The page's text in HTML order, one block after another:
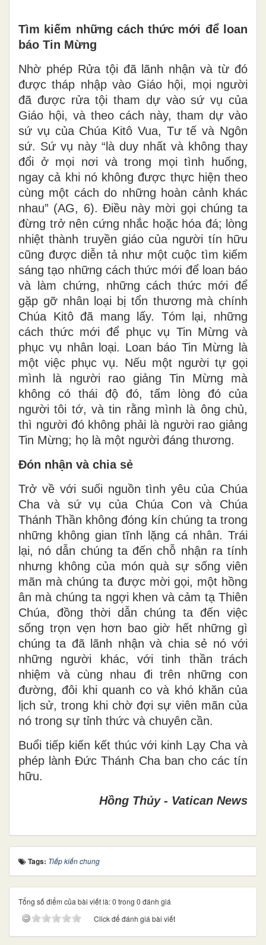
Tìm kiếm những cách thức mới để loan
báo Tin Mừng
Nhờ phép Rửa tội đã lãnh nhận và từ đó
được tháp nhập vào Giáo hội, mọi người
đã được rửa tội tham dự vào sứ vụ của
Giáo hội, và theo cách này, tham dự vào
sứ vụ của Chúa Kitô Vua, Tư tế và Ngôn
sứ. Sứ vụ này “là duy nhất và không thay
đổi ở mọi nơi và trong mọi tình huống,
ngay cả khi nó không được thực hiện theo
cùng một cách do những hoàn cảnh khác
nhau” (AG, 6). Điều này mời gọi chúng ta
đừng trở nên cứng nhắc hoặc hóa đá; lòng
nhiệt thành truyền giáo của người tín hữu
cũng được diễn tả như một cuộc tìm kiếm
sáng tạo những cách thức mới để loan báo
và làm chứng, những cách thức mới để
gặp gỡ nhân loại bị tổn thương mà chính
Chúa Kitô đã mang lấy. Tóm lại, những
cách thức mới để phục vụ Tin Mừng và
phục vụ nhân loại. Loan báo Tin Mừng là
một việc phục vụ. Nếu một người tự gọi
mình là người rao giảng Tin Mừng mà
không có thái độ đó, tấm lòng đó của
người tôi tớ, và tin rằng mình là ông chủ,
thì người đó không phải là người rao giảng
Tin Mừng; họ là một người đáng thương.
Đón nhận và chia sẻ
Trở về với suối nguồn tình yêu của Chúa
Cha và sứ vụ của Chúa Con và Chúa
Thánh Thần không đóng kín chúng ta trong
những không gian tĩnh lặng cá nhân. Trái
lại, nó dẫn chúng ta đến chỗ nhận ra tính
nhưng không của món quà sự sống viên
mãn mà chúng ta được mời gọi, một hồng
ân mà chúng ta ngợi khen và cảm tạ Thiên
Chúa, đồng thời dẫn chúng ta đến việc
sống trọn vẹn hơn bao giờ hết những gì
chúng ta đã lãnh nhận và chia sẻ nó với
những người khác, với tinh thần trách
nhiệm và cùng nhau đi trên những con
đường, đôi khi quanh co và khó khăn của
lịch sử, trong khi chờ đợi sự viên mãn của
nó trong sự tỉnh thức và chuyên cần.
Buổi tiếp kiến kết thúc với kinh Lạy Cha và
phép lành Đức Thánh Cha ban cho các tín
hữu.
Hồng Thủy - Vatican News
Tags: Tiếp kiến chung
Tổng số điểm của bài viết là: 0 trong 0 đánh giá
Click để đánh giá bài viết